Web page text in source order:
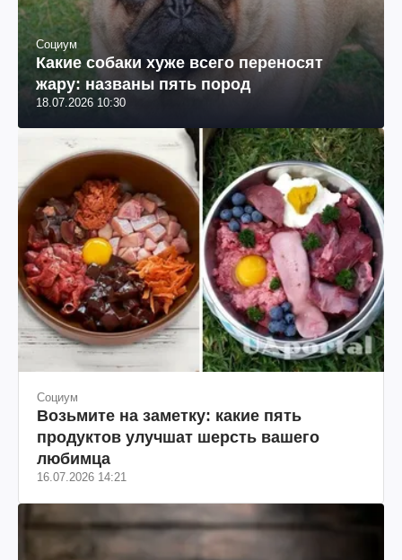
Социум
Какие собаки хуже всего переносят
жару: названы пять пород
18.07.2026 10:30
Социум
Возьмите на заметку: какие пять
продуктов улучшат шерсть вашего
любимца
16.07.2026 14:21